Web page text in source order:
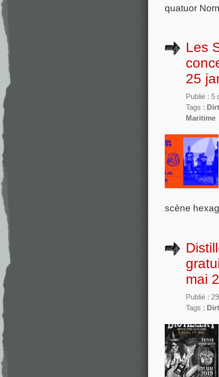
quatuor
Les
25
Publié : 5
Tags :
Maritime
scène
mai
Publié :
Tags :